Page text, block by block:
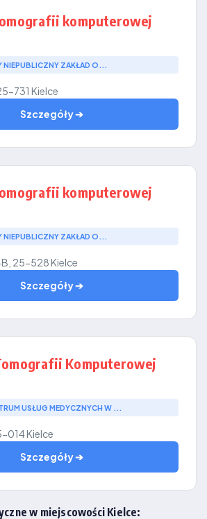
komputerowej
NIEPUBLICZNY ZAKŁAD O...
731 Kielce
Szczegóły ➔
komputerowej
NIEPUBLICZNY ZAKŁAD O...
25-528 Kielce
Szczegóły ➔
Komputerowej
USŁUG MEDYCZNYCH W ...
014 Kielce
Szczegóły ➔
w miejscowości Kielce: